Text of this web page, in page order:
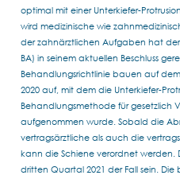
optimal mit einer Unterkiefer-
wird medizinische wie
der zahnärztlichen Aufgaben hat der
BA) in seinem aktuellen Beschluss
Behandlungsrichtlinie bauen auf
2020 auf, mit dem die Unterkiefer-
Behandlungsmethode für gesetzlich
aufgenommen wurde. Sobald die
vertragsärztliche als auch die
kann die Schiene verordnet werden.
dritten Quartal 2021 der Fall sein. Die